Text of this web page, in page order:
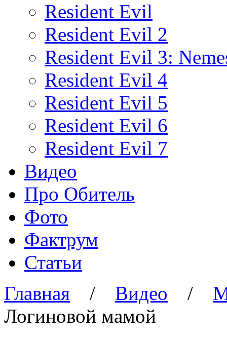
Resident Evil
Resident Evil 2
Resident Evil 3:
Resident Evil 4
Resident Evil 5
Resident Evil 6
Resident Evil 7
Видео
Про Обитель
Фото
Фактрум
Статьи
Главная / Видео /
Логиновой мамой